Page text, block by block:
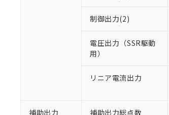
制御出力(2)
電圧出力（SSR駆動
用）
リニア電流出力
補助出力 補助出力総点数